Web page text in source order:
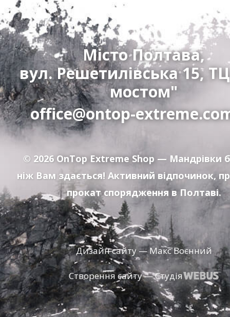
Місто Полтава,
вул. Решетилівська 15,
мостом"
office@ontop-
© 2026 OnTop Extreme Shop — Мандрівки
ніж Вам здається! Активний відпочинок,
прокат спорядження в Полтаві.
Дизайн сайту — Макс Воєнний
Створення сайту — Студія